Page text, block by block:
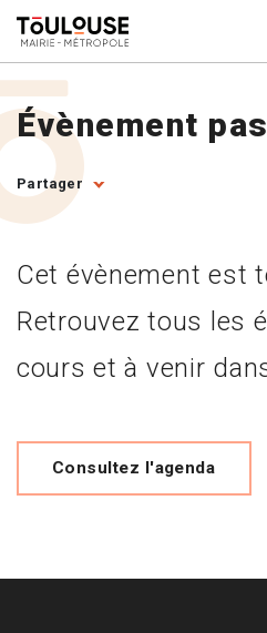
Évènement
Partager
Cet évènement est
Retrouvez tous les
cours et à venir
Consultez l'agenda